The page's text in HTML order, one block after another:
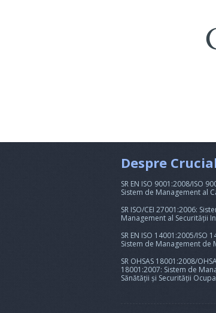
Despre
SR EN ISO 9001:2008/ISO
Sistem de Management al
SR ISO/CEI 27001:2006:
Management al Securității
SR EN ISO 14001:2005/ISO
Sistem de Management de
SR OHSAS 18001:2008/
18001:2007: Sistem de
Sănătății și Securității